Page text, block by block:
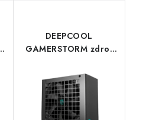
DEEPCOOL
GAMERSTORM zdroj
80+ Bronze, černá R-
PF750X-HD0B-JGEU
Deepcool